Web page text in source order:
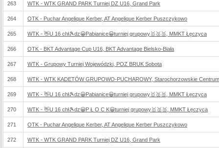
263 WTK - WTK GRAND PARK Turniej DZ U16, Grand Park
264 OTK - Puchar Angelique Kerber, AT Angelique Kerber Puszczykowo
265 WTK - 👋U 16 chł🎾dz😀Pabianice😀turniej grupowy🥇🥈🥉, MMKT Łęczyca
266 OTK - BKT Advantage Cup U16, BKT Advantage Bielsko-Biała
267 WTK - Grupowy Turniej Wojewódzki, POZ BRUK Sobota
268 WTK - WTK KADETÓW GRUPOWO-PUCHAROWY, Starochorzowskie
269 WTK - 👋U 16 chł🎾dz😀Pabianice😀turniej grupowy🥇🥈🥉, MMKT Łęczyca
270 WTK - 👋U 16 chł🎾dz😀P Ł O C K😀turniej grupowy🥇🥈🥉, MMKT Łęczyca
271 OTK - Puchar Angelique Kerber, AT Angelique Kerber Puszczykowo
272 WTK - WTK GRAND PARK Turniej DZ U16, Grand Park